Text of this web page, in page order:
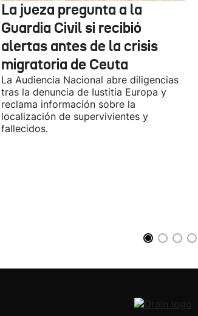
La jueza pregunta a la
Guardia Civil si recibió
alertas antes de la crisis
migratoria de Ceuta
La Audiencia Nacional abre diligencias
tras la denuncia de Iustitia Europa y
reclama información sobre la
localización de supervivientes y
fallecidos.